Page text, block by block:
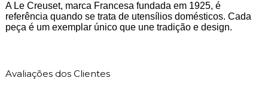
A Le Creuset, marca Francesa fundada em 1925, é
referência quando se trata de utensílios domésticos. Cada
peça é um exemplar único que une tradição e design.
Avaliações dos Clientes